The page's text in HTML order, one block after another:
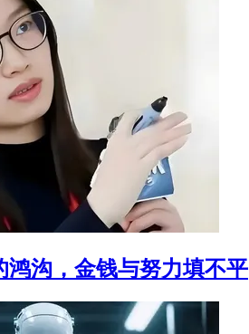
鸿沟，金钱与努力填不平